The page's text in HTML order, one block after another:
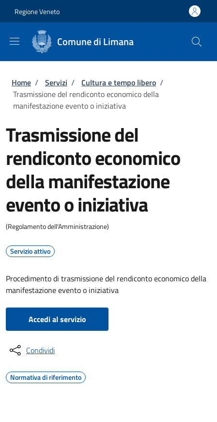
Regione Veneto
Comune di Limana
Briciole di pane
Home / Servizi / Cultura e tempo libero /
Trasmissione del rendiconto economico della
manifestazione evento o iniziativa
Trasmissione del
rendiconto economico
della manifestazione
evento o iniziativa
(Regolamento dell'Amministrazione)
Servizio attivo
Procedimento di trasmissione del rendiconto economico della
manifestazione evento o iniziativa
Accedi al servizio
Condividi
Normativa di riferimento